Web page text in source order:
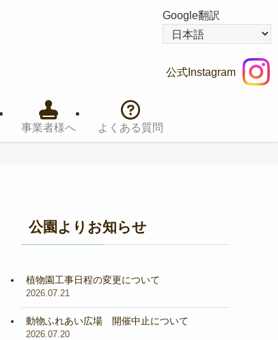
事業者様へ よくある質問
Google翻訳
公式Instagram
公園よりお知らせ
植物園工事日程の変更について
2026.07.21
動物ふれあい広場 開催中止について
2026.07.20